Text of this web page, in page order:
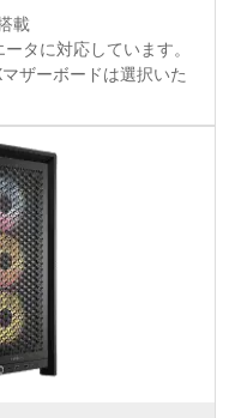
載
タに対応しています。
ザーボードは選択いた